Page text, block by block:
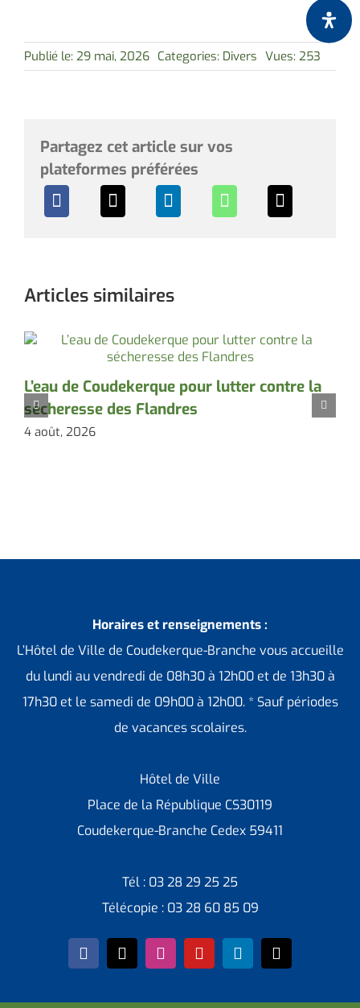
Publié le: 29 mai, 2026 Categories: Divers Vues: 253
Partagez cet article sur vos
plateformes préférées
Articles similaires
L’eau de Coudekerque pour lutter contre la
sécheresse des Flandres
4 août, 2026
Horaires et renseignements :
L’Hôtel de Ville de Coudekerque-Branche vous accueille
du lundi au vendredi de 08h30 à 12h00 et de 13h30 à
17h30 et le samedi de 09h00 à 12h00. * Sauf périodes
de vacances scolaires.
Hôtel de Ville
Place de la République CS30119
Coudekerque-Branche Cedex 59411
Tél : 03 28 29 25 25
Télécopie : 03 28 60 85 09